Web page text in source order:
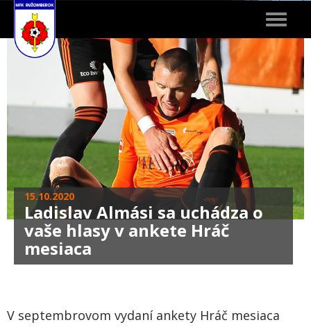
Toggle
15.10.2020
Ladislav Almási sa uchádza o
vaše hlasy v ankete Hráč
mesiaca
V septembrovom vydaní ankety Hráč mesiaca